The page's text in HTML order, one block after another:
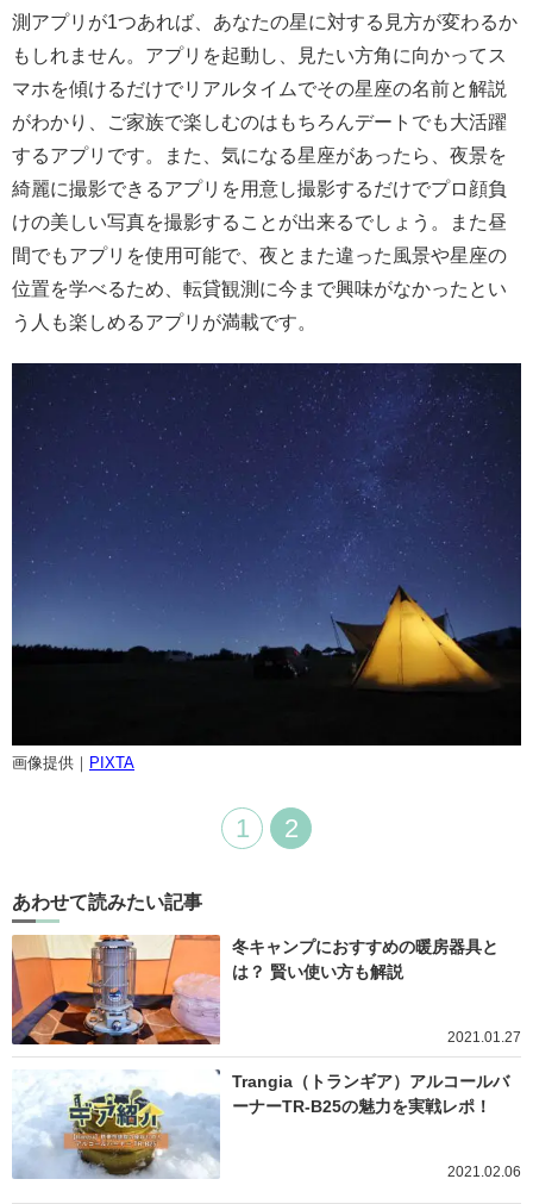
測アプリが1つあれば、あなたの星に対する見方が変わるか
もしれません。アプリを起動し、見たい方角に向かってス
マホを傾けるだけでリアルタイムでその星座の名前と解説
がわかり、ご家族で楽しむのはもちろんデートでも大活躍
するアプリです。また、気になる星座があったら、夜景を
綺麗に撮影できるアプリを用意し撮影するだけでプロ顔負
けの美しい写真を撮影することが出来るでしょう。また昼
間でもアプリを使用可能で、夜とまた違った風景や星座の
位置を学べるため、転貸観測に今まで興味がなかったとい
う人も楽しめるアプリが満載です。
画像提供｜ PIXTA
1 2
あわせて読みたい記事
冬キャンプにおすすめの暖房器具と
は？ 賢い使い方も解説
2021.01.27
Trangia（トランギア）アルコールバ
ーナーTR-B25の魅力を実戦レポ！
2021.02.06